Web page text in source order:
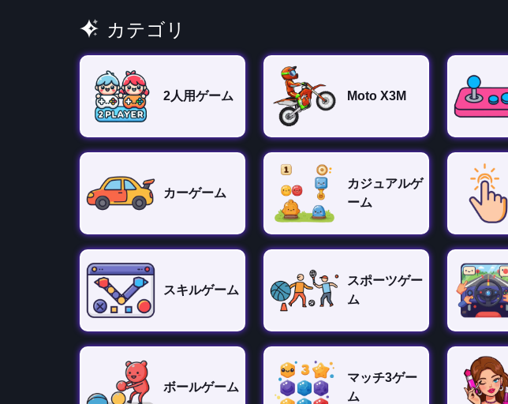
カテゴリ
2人用ゲーム Moto X3M
カーゲーム
カジュアルゲ
ーム
スキルゲーム
スポーツゲー
ム
ボールゲーム
マッチ3ゲー
ム